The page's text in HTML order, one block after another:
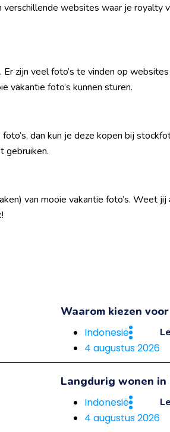
websites waar je royalty
zijn veel foto’s te vinden op
vakantie foto’s kunnen sturen.
dan kun je deze kopen bij
gebruiken.
van mooie vakantie foto’s. Weet
Waarom kiezen
Indonesië
4 augustus 2026
Langdurig wonen
Indonesië
4 augustus 2026